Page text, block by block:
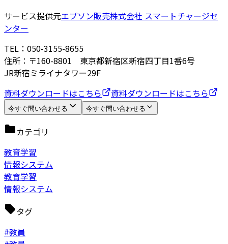
サービス提供元エプソン販売株式会社 スマートチャージセ
ンター
TEL：050-3155-8655
住所：〒160-8801 東京都新宿区新宿四丁目1番6号
JR新宿ミライナタワー29F
資料ダウンロードはこちら
資料ダウンロードはこちら
今すぐ問い合わせる 今すぐ問い合わせる
カテゴリ
教育学習
情報システム
教育学習
情報システム
タグ
#教員